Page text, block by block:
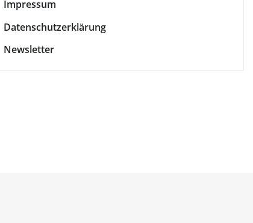
Impressum
Datenschutzerklärung
Newsletter